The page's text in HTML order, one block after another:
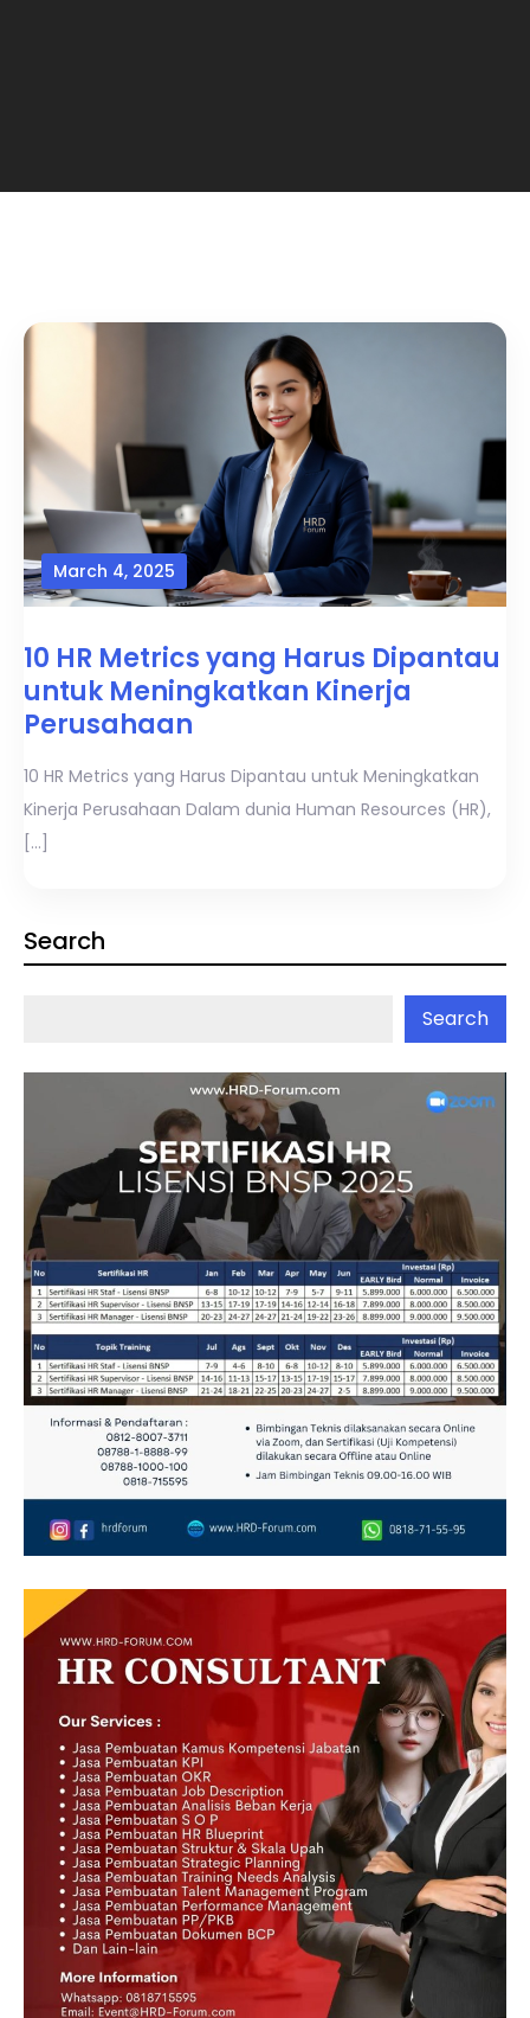
March 4, 2025
10 HR Metrics yang Harus Dipantau
untuk Meningkatkan Kinerja
Perusahaan
10 HR Metrics yang Harus Dipantau untuk Meningkatkan
Kinerja Perusahaan Dalam dunia Human Resources (HR),
[…]
Search
Search